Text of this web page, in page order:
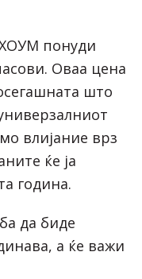
понуди
Оваа цена
што
влијание врз
ќе ја
година.
да биде
а ќе важи